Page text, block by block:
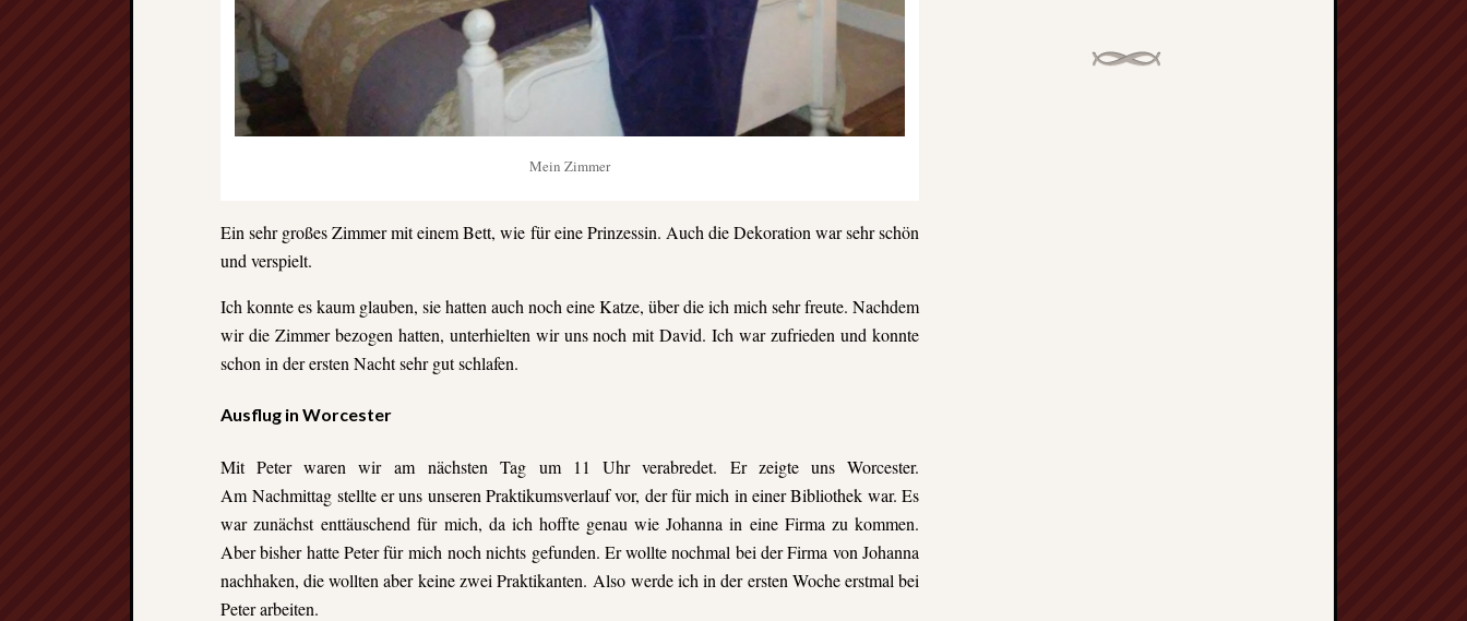
Mein Zimmer
Ein sehr großes Zimmer mit einem Bett, wie für eine Prinzessin. Auch die Dekoration war sehr schön
und verspielt.
Ich konnte es kaum glauben, sie hatten auch noch eine Katze, über die ich mich sehr freute. Nachdem
wir die Zimmer bezogen hatten, unterhielten wir uns noch mit David. Ich war zufrieden und konnte
schon in der ersten Nacht sehr gut schlafen.
Ausflug in Worcester
Mit Peter waren wir am nächsten Tag um 11 Uhr verabredet. Er zeigte uns Worcester.
Am Nachmittag stellte er uns unseren Praktikumsverlauf vor, der für mich in einer Bibliothek war. Es
war zunächst enttäuschend für mich, da ich hoffte genau wie Johanna in eine Firma zu kommen.
Aber bisher hatte Peter für mich noch nichts gefunden. Er wollte nochmal bei der Firma von Johanna
nachhaken, die wollten aber keine zwei Praktikanten. Also werde ich in der ersten Woche erstmal bei
Peter arbeiten.